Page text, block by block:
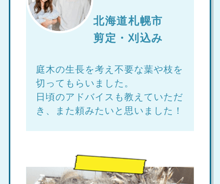
北海道札幌市
剪定・刈込み
庭木の生長を考え不要な葉や枝を
切ってもらいました。
日頃のアドバイスも教えていただ
き、また頼みたいと思いました！